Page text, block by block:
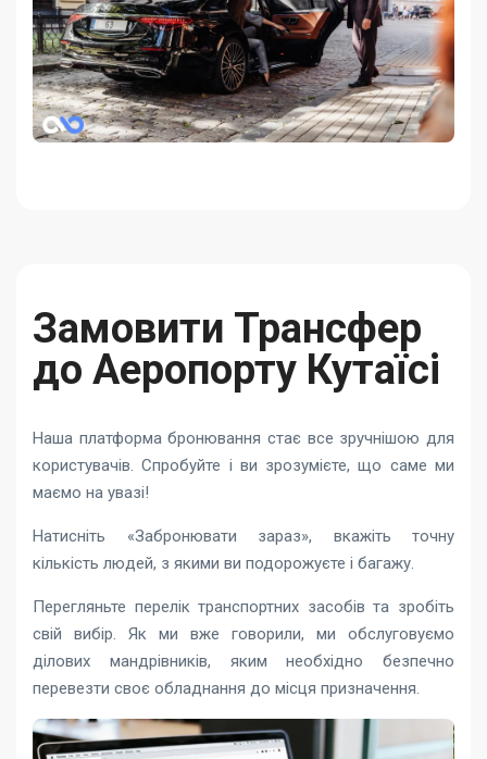
Замовити Трансфер
до Аеропорту Кутаїсі
Наша платформа бронювання стає все зручнішою для
користувачів. Спробуйте і ви зрозумієте, що саме ми
маємо на увазі!
Натисніть «Забронювати зараз», вкажіть точну
кількість людей, з якими ви подорожуєте і багажу.
Перегляньте перелік транспортних засобів та зробіть
свій вибір. Як ми вже говорили, ми обслуговуємо
ділових мандрівників, яким необхідно безпечно
перевезти своє обладнання до місця призначення.